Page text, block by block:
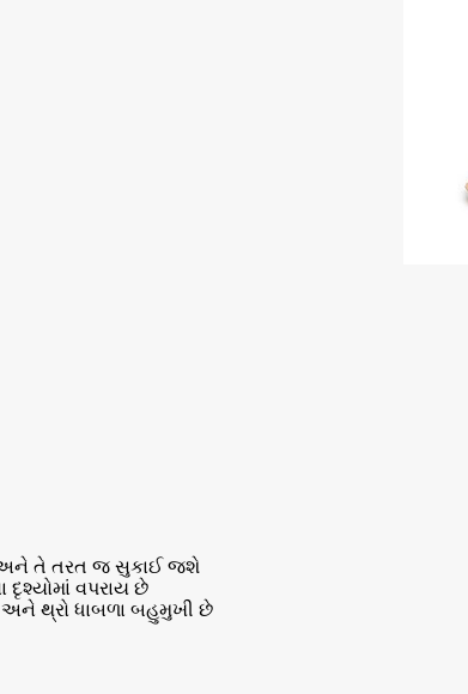
અને તે તરત જ સુકાઈ જશે
દૃશ્યોમાં વપરાય છે
અને થ્રો ધાબળા બહુમુખી છે